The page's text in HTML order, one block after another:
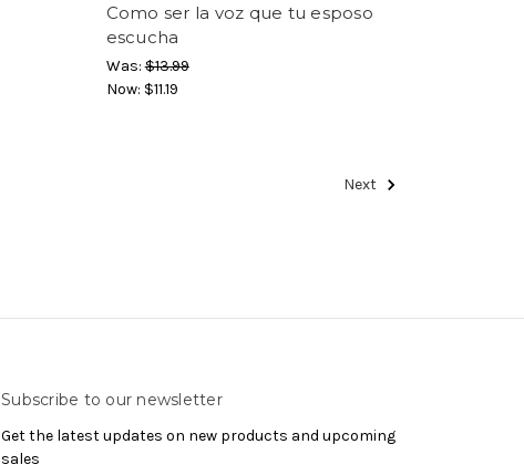
Como ser la voz que tu esposo
escucha
Was:$13.99
Now: $11.19
Next
Subscribe to our newsletter
Get the latest updates on new products and upcoming
sales